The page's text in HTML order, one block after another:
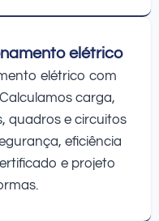
elétrico
elétrico com
carga,
quadros e circuitos
eficiência
e projeto